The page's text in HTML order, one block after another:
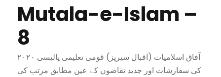
Mutala-e-Islam –
8
آفاق اسلامیات (اقبال سیریز) قومی تعلیمی پالیسی ۲۰۲۰
کی سفارشات اور جدید تقاضوں کے عین مطابق مرتب کی